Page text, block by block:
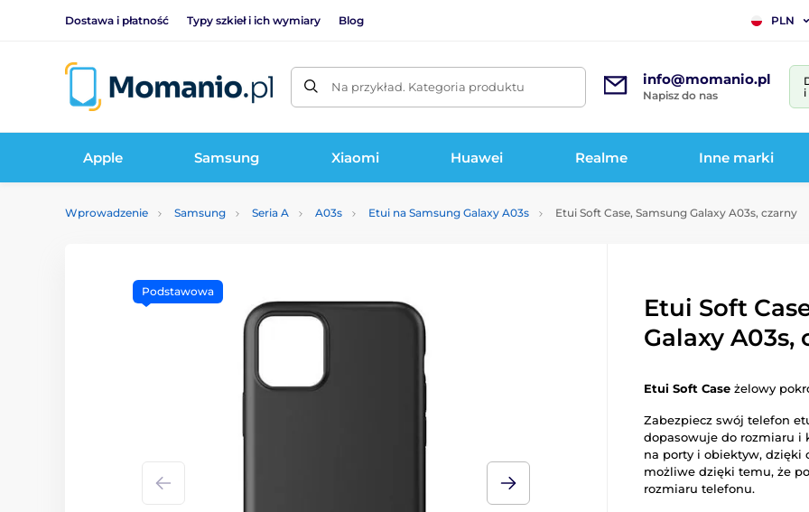
Dostawa i płatność Typy szkieł i ich wymiary Blog PLN
Na przykład. Kategoria produktu info@momanio.pl
Napisz do nas
Apple Samsung Xiaomi Huawei Realme Inne marki
Wprowadzenie Samsung Seria A A03s Etui na Samsung Galaxy A03s Etui Soft Case, Samsung Galaxy A03s, czarny
Podstawowa
Etui Soft
Galaxy A03s,
Etui Soft Case żelowy
Zabezpiecz swój telefon
dopasowuje do rozmiaru i
na porty i obiektyw, dzięki
możliwe dzięki temu, że
rozmiaru telefonu.